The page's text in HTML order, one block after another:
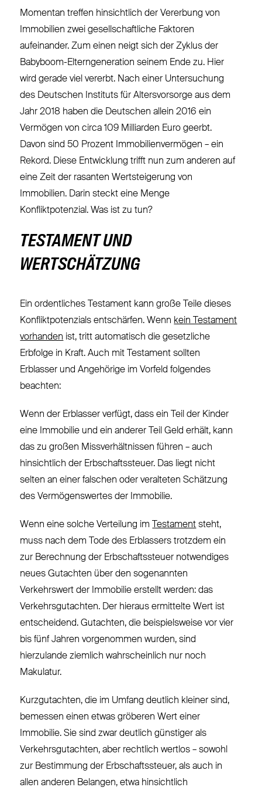
Momentan treffen hinsichtlich der Vererbung von
Immobilien zwei gesellschaftliche Faktoren
aufeinander. Zum einen neigt sich der Zyklus der
Babyboom-Elterngeneration seinem Ende zu. Hier
wird gerade viel vererbt. Nach einer Untersuchung
des Deutschen Instituts für Altersvorsorge aus dem
Jahr 2018 haben die Deutschen allein 2016 ein
Vermögen von circa 109 Milliarden Euro geerbt.
Davon sind 50 Prozent Immobilienvermögen – ein
Rekord. Diese Entwicklung trifft nun zum anderen auf
eine Zeit der rasanten Wertsteigerung von
Immobilien. Darin steckt eine Menge
Konfliktpotenzial. Was ist zu tun?
TESTAMENT UND
WERTSCHÄTZUNG
Ein ordentliches Testament kann große Teile dieses
Konfliktpotenzials entschärfen. Wenn kein Testament
vorhanden ist, tritt automatisch die gesetzliche
Erbfolge in Kraft. Auch mit Testament sollten
Erblasser und Angehörige im Vorfeld folgendes
beachten:
Wenn der Erblasser verfügt, dass ein Teil der Kinder
eine Immobilie und ein anderer Teil Geld erhält, kann
das zu großen Missverhältnissen führen – auch
hinsichtlich der Erbschaftssteuer. Das liegt nicht
selten an einer falschen oder veralteten Schätzung
des Vermögenswertes der Immobilie.
Wenn eine solche Verteilung im Testament steht,
muss nach dem Tode des Erblassers trotzdem ein
zur Berechnung der Erbschaftssteuer notwendiges
neues Gutachten über den sogenannten
Verkehrswert der Immobilie erstellt werden: das
Verkehrsgutachten. Der hieraus ermittelte Wert ist
entscheidend. Gutachten, die beispielsweise vor vier
bis fünf Jahren vorgenommen wurden, sind
hierzulande ziemlich wahrscheinlich nur noch
Makulatur.
Kurzgutachten, die im Umfang deutlich kleiner sind,
bemessen einen etwas gröberen Wert einer
Immobilie. Sie sind zwar deutlich günstiger als
Verkehrsgutachten, aber rechtlich wertlos – sowohl
zur Bestimmung der Erbschaftssteuer, als auch in
allen anderen Belangen, etwa hinsichtlich